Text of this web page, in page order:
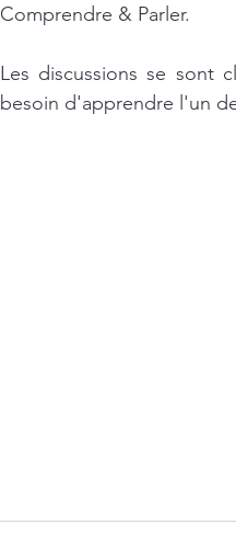
Comprendre & Parler.
Les discussions se sont
besoin d'apprendre l'un